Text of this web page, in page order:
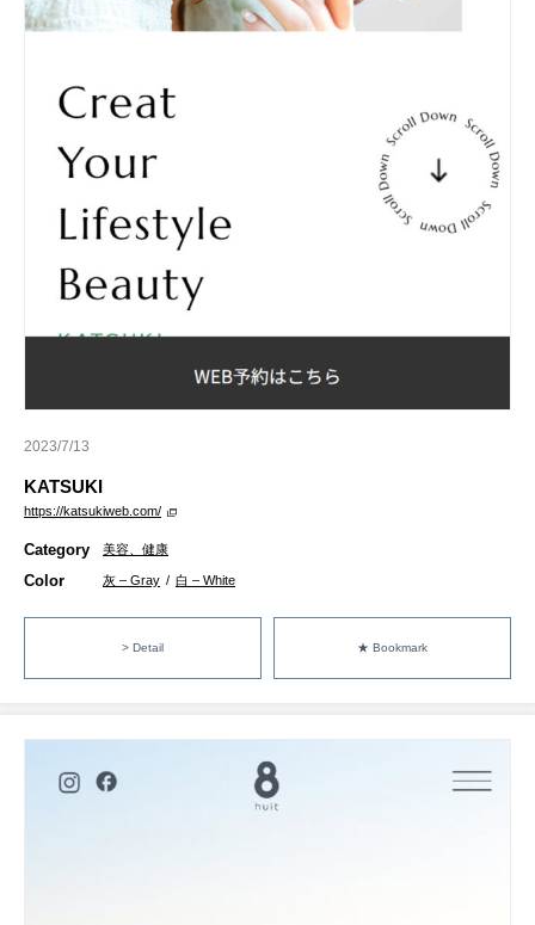
2023/7/13
KATSUKI
https://katsukiweb.com/
Category 美容、健康
Color 灰 – Gray / 白 – White
> Detail ★ Bookmark